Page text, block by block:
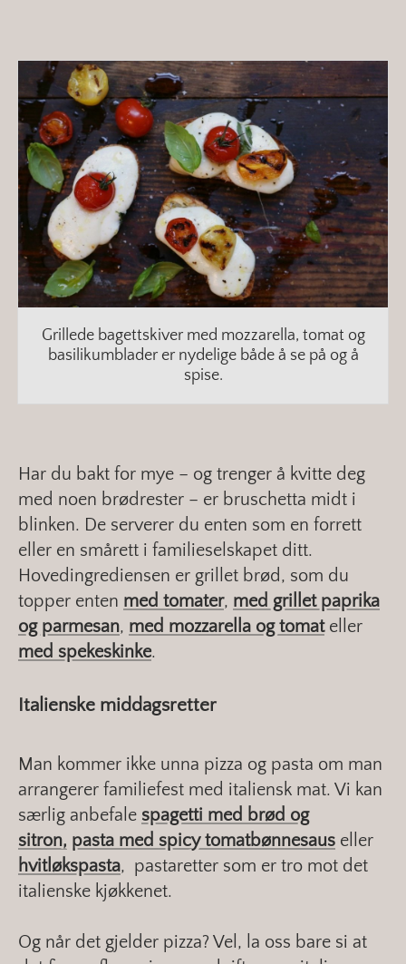
Grillede bagettskiver med mozzarella, tomat og
basilikumblader er nydelige både å se på og å
spise.
Har du bakt for mye – og trenger å kvitte deg
med noen brødrester – er bruschetta midt i
blinken. De serverer du enten som en forrett
eller en smårett i familieselskapet ditt.
Hovedingrediensen er grillet brød, som du
topper enten med tomater, med grillet paprika
og parmesan, med mozzarella og tomateller
med spekeskinke.
Italienske middagsretter
Man kommer ikke unna pizza og pasta om man
arrangerer familiefest med italiensk mat. Vi kan
særlig anbefale spagetti med brød og
sitron, pasta med spicy tomatbønnesaus eller
hvitløkspasta, pastaretter som er tro mot det
italienske kjøkkenet.
Og når det gjelder pizza? Vel, la oss bare si at